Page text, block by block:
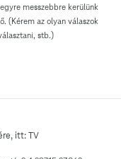
messzebbre kerülünk
(Kérem az olyan válaszok
stb.)
itt:TV